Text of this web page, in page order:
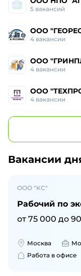
5 вакансий
ООО
4 вакансии
ООО
4 вакансии
ООО
4 вакансии
Вакансии
ООО "КС"
Рабочий по
от 75 000 до
Москва
Работа в офисе